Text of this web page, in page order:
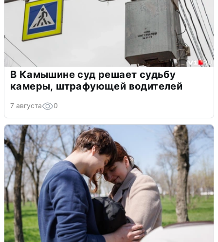
В Камышине суд решает судьбу
камеры, штрафующей водителей
7 августа 0